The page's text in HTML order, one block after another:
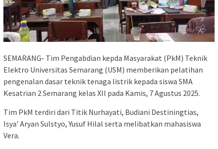
SEMARANG- Tim Pengabdian kepda Masyarakat (PkM) Teknik
Elektro Universitas Semarang (USM) memberikan pelatihan
pengenalan dasar teknik tenaga listrik kepada siswa SMA
Kesatrian 2 Semarang kelas XII pada Kamis, 7 Agustus 2025.
Tim PkM terdiri dari Titik Nurhayati, Budiani Destiningtias,
Isya’ Aryan Sulstyo, Yusuf Hilal serta melibatkan mahasiswa
Vera.